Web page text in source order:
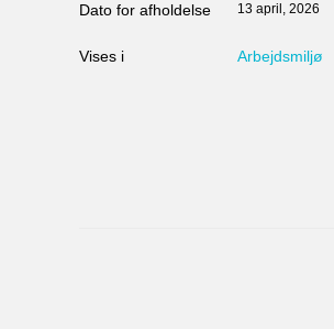
Dato for afholdelse 13 april, 2026
Vises i Arbejdsmiljø